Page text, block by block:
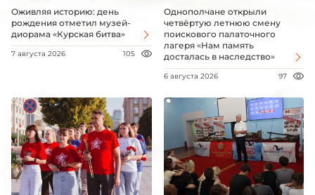
Оживляя историю: день
рождения отметил музей-
диорама «Курская битва»
7 августа 2026 105
Однополчане открыли
четвёртую летнюю смену
поискового палаточного
лагеря «Нам память
досталась в наследство»
6 августа 2026 97